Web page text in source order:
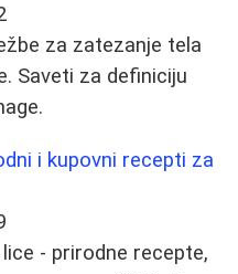
za zatezanje tela
Saveti za definiciju
i kupovni recepti za
- prirodne recepte,